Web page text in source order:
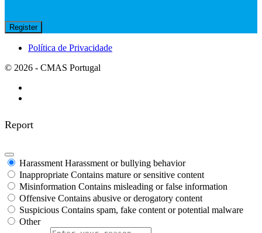
Política de Privacidade
© 2026 - CMAS Portugal
Report
Harassment Harassment or bullying behavior
Inappropriate Contains mature or sensitive content
Misinformation Contains misleading or false information
Offensive Contains abusive or derogatory content
Suspicious Contains spam, fake content or potential malware
Other